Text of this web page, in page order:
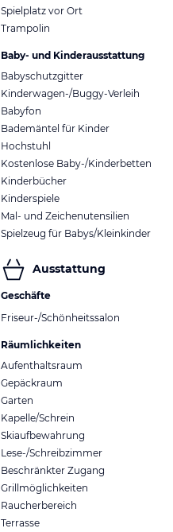
Spielplatz vor Ort
Trampolin
Baby- und Kinderausstattung
Babyschutzgitter
Kinderwagen-/Buggy-Verleih
Babyfon
Bademäntel für Kinder
Hochstuhl
Kostenlose Baby-/Kinderbetten
Kinderbücher
Kinderspiele
Mal- und Zeichenutensilien
Spielzeug für Babys/Kleinkinder
Ausstattung
Geschäfte
Friseur-/Schönheitssalon
Räumlichkeiten
Aufenthaltsraum
Gepäckraum
Garten
Kapelle/Schrein
Skiaufbewahrung
Lese-/Schreibzimmer
Beschränkter Zugang
Grillmöglichkeiten
Raucherbereich
Terrasse